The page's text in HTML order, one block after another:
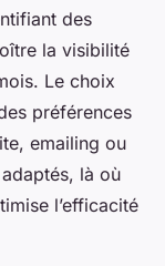
des
la visibilité
Le choix
préférences
emailing ou
là où
l’efficacité